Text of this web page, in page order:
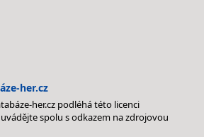
her.cz
her.cz podléhá této licenci
spolu s odkazem na zdrojovou